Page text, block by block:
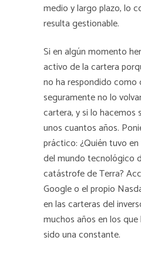
medio y largo plazo, lo
resulta gestionable.
Si en algún momento
activo de la cartera
no ha respondido como
seguramente no lo
cartera, y si lo hacemos
unos cuantos años.
práctico: ¿Quién tuvo
del mundo tecnológico
catástrofe de Terra?
Google o el propio
en las carteras del
muchos años en los
sido una constante.